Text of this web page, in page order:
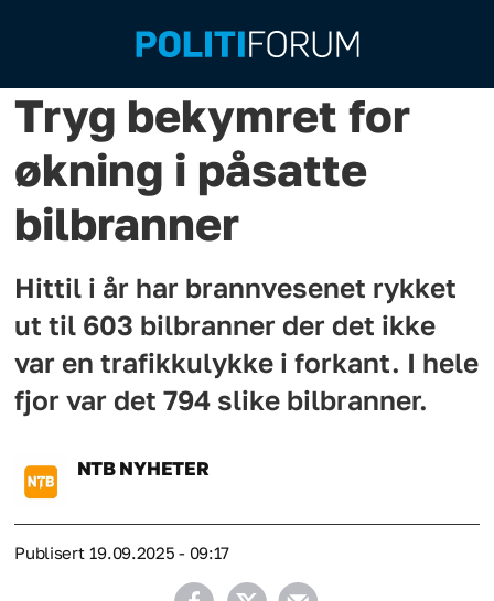
Tryg bekymret for
økning i påsatte
bilbranner
Hittil i år har brannvesenet rykket
ut til 603 bilbranner der det ikke
var en trafikkulykke i forkant. I hele
fjor var det 794 slike bilbranner.
NTB NYHETER
Publisert 19.09.2025 - 09:17